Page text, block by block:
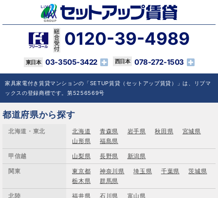
0120-39-4989
03-3505-3422 078-272-1503
家具家電付き賃貸マンションの「SETUP賃貸（セットアップ賃貸）」は、リブマ
ックスの登録商標です。第5256569号
都道府県から探す
北海道・東北 北海道 青森県 岩手県 秋田県
宮城県
山形県
福島県
甲信越 山梨県 長野県 新潟県
関東 東京都 神奈川県 埼玉県 千葉県
茨城県
栃木県
群馬県
北陸 福井県 石川県 富山県